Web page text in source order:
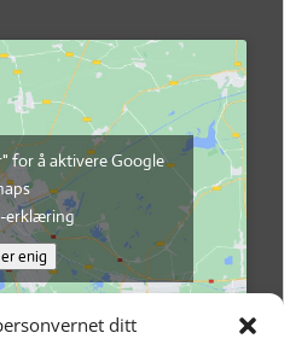
ditt
for å aktivere Google
erklæring
enig